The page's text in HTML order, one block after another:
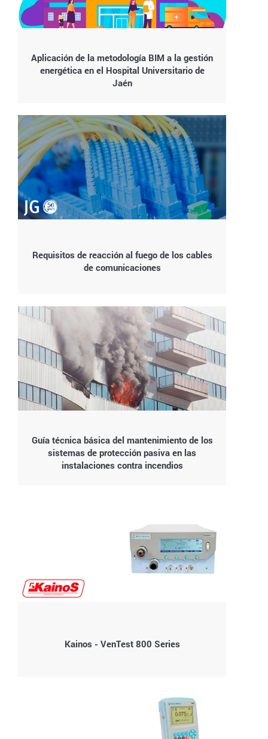
Aplicación de la metodología BIM a la gestión
energética en el Hospital Universitario de
Jaén
Requisitos de reacción al fuego de los cables
de comunicaciones
Guía técnica básica del mantenimiento de los
sistemas de protección pasiva en las
instalaciones contra incendios
Kainos - VenTest 800 Series